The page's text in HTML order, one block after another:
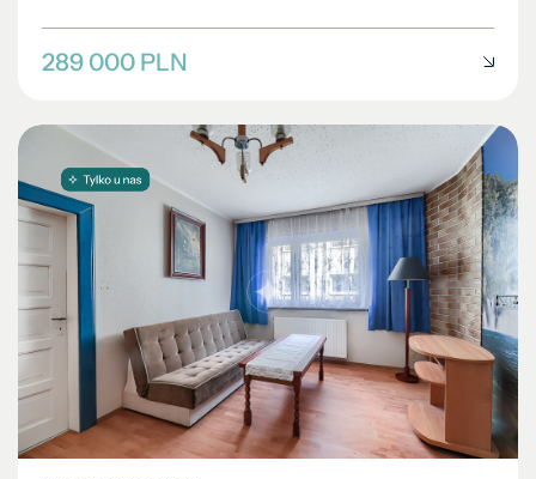
289 000 PLN